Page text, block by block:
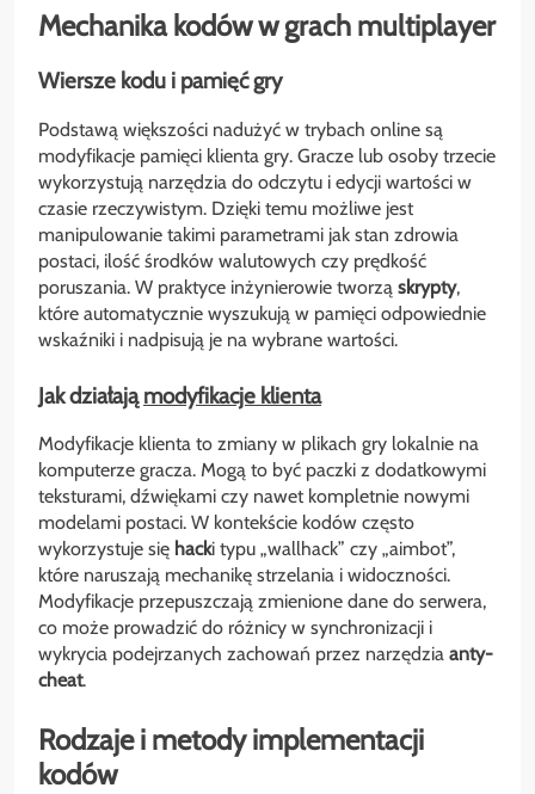
Mechanika kodów w grach multiplayer
Wiersze kodu i pamięć gry
Podstawą większości nadużyć w trybach online są
modyfikacje pamięci klienta gry. Gracze lub osoby trzecie
wykorzystują narzędzia do odczytu i edycji wartości w
czasie rzeczywistym. Dzięki temu możliwe jest
manipulowanie takimi parametrami jak stan zdrowia
postaci, ilość środków walutowych czy prędkość
poruszania. W praktyce inżynierowie tworzą skrypty,
które automatycznie wyszukują w pamięci odpowiednie
wskaźniki i nadpisują je na wybrane wartości.
Jak działająmodyfikacje klienta
Modyfikacje klienta to zmiany w plikach gry lokalnie na
komputerze gracza. Mogą to być paczki z dodatkowymi
teksturami, dźwiękami czy nawet kompletnie nowymi
modelami postaci. W kontekście kodów często
wykorzystuje się hacki typu „wallhack” czy „aimbot”,
które naruszają mechanikę strzelania i widoczności.
Modyfikacje przepuszczają zmienione dane do serwera,
co może prowadzić do różnicy w synchronizacji i
wykrycia podejrzanych zachowań przez narzędzia anty-
cheat.
Rodzaje i metody implementacji
kodów